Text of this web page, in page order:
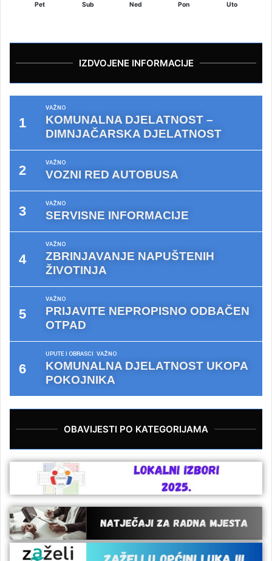
Pet Sub Ned Pon Uto
IZDVOJENE INFORMACIJE
VAŽNO
KOMUNALNA DJELATNOST –
DIMNJAČARSKA DJELATNOST
VAŽNO
VOZNI RED AUTOBUSA
VAŽNO
SERVISNE INFORMACIJE
VAŽNO
ZBRINJAVANJE NAPUŠTENIH
ŽIVOTINJA
VAŽNO
PRIJAVITE NEPROPISNO ODBAČEN
OTPAD
UPUTE I OBRASCI VAŽNO
KOMUNALNA DJELATNOST UKOPA
POKOJNIKA
OBAVIJESTI PO KATEGORIJAMA